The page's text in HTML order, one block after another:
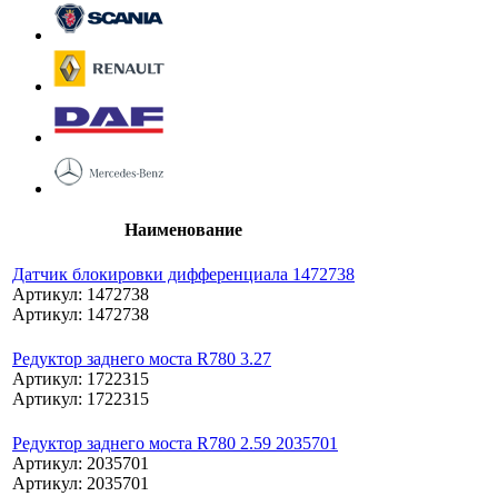
Наименование
Датчик блокировки дифференциала 1472738
Артикул: 1472738
Артикул: 1472738
Редуктор заднего моста R780 3.27
Артикул: 1722315
Артикул: 1722315
Редуктор заднего моста R780 2.59 2035701
Артикул: 2035701
Артикул: 2035701